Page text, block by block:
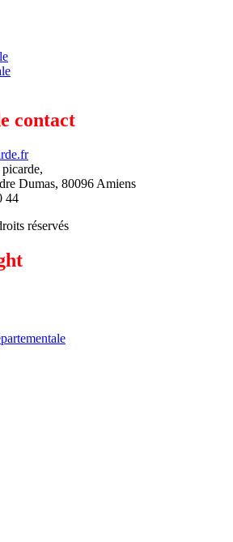
contact
Dumas, 80096 Amiens
44
réservés